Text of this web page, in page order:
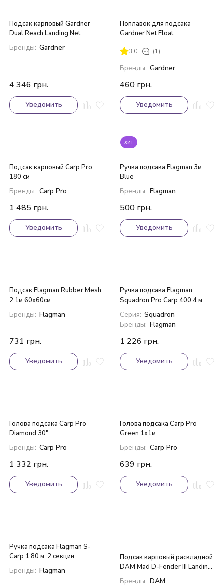
Подсак карповый Gardner
Dual Reach Landing Net
Бренды: Gardner
4 346 грн.
Уведомить
Поплавок для подсака
Gardner Net Float
3.0 (1)
Бренды: Gardner
460 грн.
Уведомить
Подсак карповый Carp Pro
180 см
Бренды: Carp Pro
1 485 грн.
Уведомить
хит
Ручка подсака Flagman 3м
Blue
Бренды: Flagman
500 грн.
Уведомить
Подсак Flagman Rubber Mesh
2.1м 60x60см
Бренды: Flagman
731 грн.
Уведомить
Ручка подсака Flagman
Squadron Pro Carp 400 4 м
Серия: Squadron
Бренды: Flagman
1 226 грн.
Уведомить
Голова подсакa Carp Pro
Diamond 30"
Бренды: Carp Pro
1 332 грн.
Уведомить
Голова подсакa Carp Pro
Green 1x1м
Бренды: Carp Pro
639 грн.
Уведомить
Ручка подсака Flagman S-
Carp 1,80 м, 2 секции
Бренды: Flagman
Подсак карповый раскладной
DAM Mad D-Fender III Landing
net
Бренды: DAM